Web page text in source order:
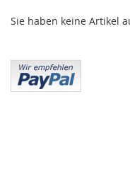
Sie haben keine Artikel